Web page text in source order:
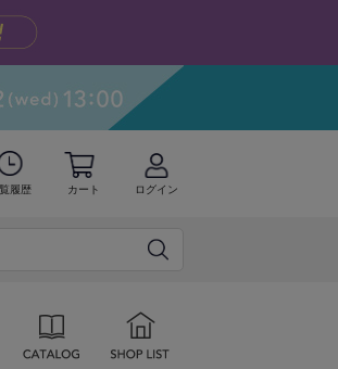
履歴 カート ログイン